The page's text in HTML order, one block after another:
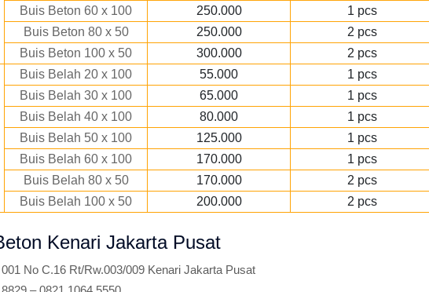
Buis Beton 60 x 100
250.000
1 pcs
Buis Beton 80 x 50
250.000
2 pcs
Buis Beton 100 x 50
300.000
2 pcs
Buis Belah 20 x 100
55.000
1 pcs
Buis Belah 30 x 100
65.000
1 pcs
Buis Belah 40 x 100
80.000
1 pcs
Buis Belah 50 x 100
125.000
1 pcs
Buis Belah 60 x 100
170.000
1 pcs
Buis Belah 80 x 50
170.000
2 pcs
Buis Belah 100 x 50
200.000 2 pcs
Kenari Jakarta Pusat
No C.16 Rt/Rw.003/009 Kenari Jakarta Pusat